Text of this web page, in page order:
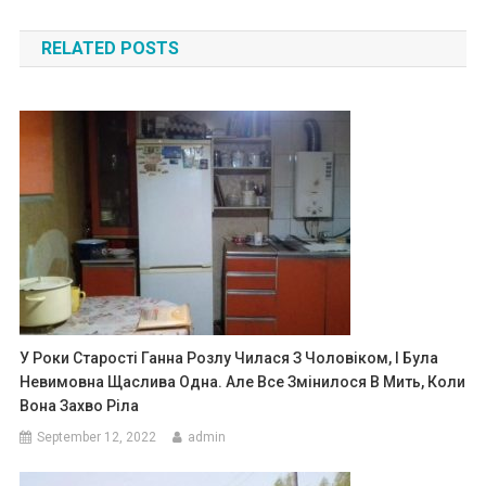
navigation
RELATED POSTS
У Роки Старості Ганна Розлу Чилася З Чоловіком, І Була
Невимовна Щаслива Одна. Але Все Змінилося В Мить, Коли
Вона Захво Ріла
September 12, 2022 admin